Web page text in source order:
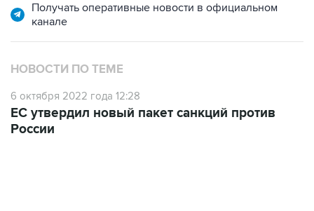
Получать оперативные новости в официальном
канале
НОВОСТИ ПО ТЕМЕ
6 октября 2022 года 12:28
ЕС утвердил новый пакет санкций против
России